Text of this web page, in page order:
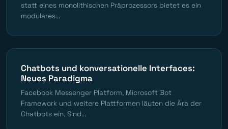
statt eines monolithischen Präprozessors bietet es ein
modulares...
Chatbots und konversationelle Interfaces:
Neues Paradigma
Facebook Messenger Platform, Microsoft Bot
Framework und weitere Plattformen läuten die Ära der
Chatbots ein. Sind...